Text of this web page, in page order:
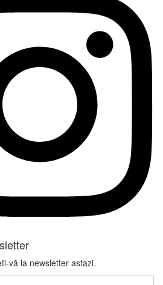
vă la newsletter astazi.